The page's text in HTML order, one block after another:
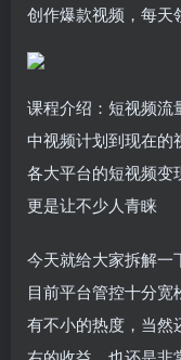
创作爆款视频，每天
课程介绍：短视频流
中视频计划到现在的
各大平台的短视频变
更是让不少人青睐
今天就给大家拆解一
目前平台管控十分
有不小的热度，当然